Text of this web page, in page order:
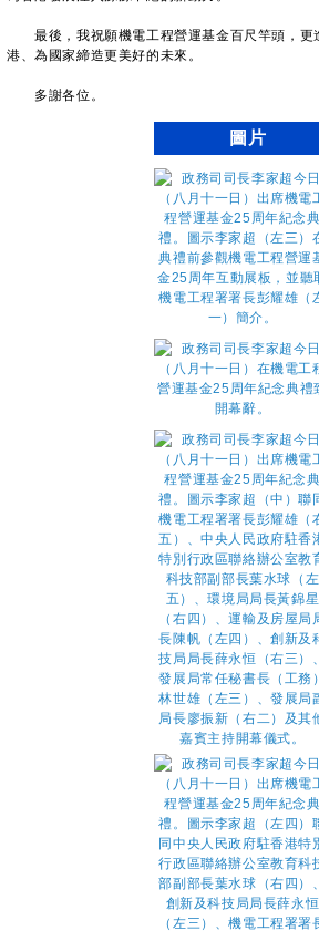
最後，我祝願機電工程營運基金百尺竿頭，更
港、為國家締造更美好的未來。
多謝各位。
圖片